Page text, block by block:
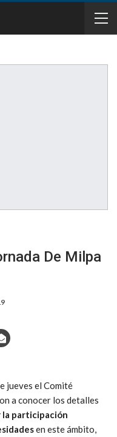
De Milpa
jueves el Comité
a conocer los detalles
la participación
en este ámbito,